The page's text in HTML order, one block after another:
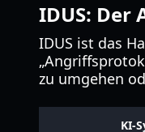
IDUS: Der
IDUS ist das
zu umgehen
KI-